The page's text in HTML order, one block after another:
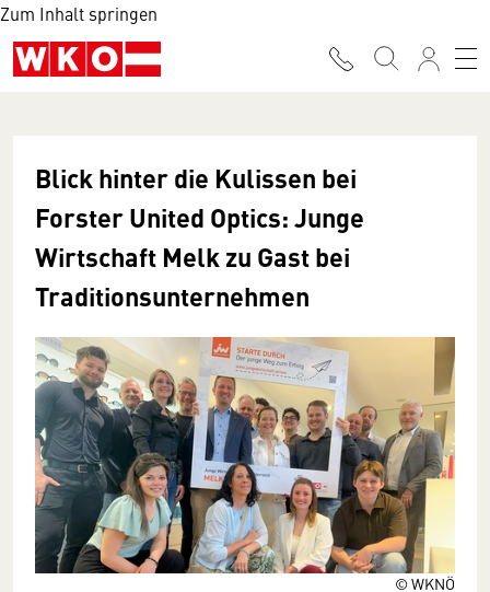
Zum Inhalt springen
© WKNÖ
Blick hinter die Kulissen bei
Forster United Optics: Junge
Wirtschaft Melk zu Gast bei
Traditionsunternehmen